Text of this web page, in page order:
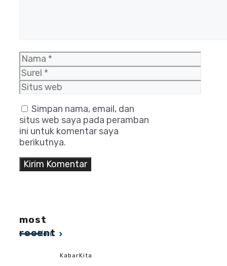
Nama
Surel
Situs
web
Simpan nama, email, dan
situs web saya pada peramban
ini untuk komentar saya
berikutnya.
most
recent
More
KabarKita